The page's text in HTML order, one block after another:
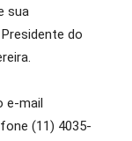
sua
do
e-mail
(11) 4035-